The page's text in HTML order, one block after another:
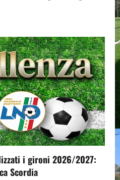
i gironi 2026/2027:
Scordia